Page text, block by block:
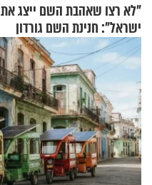
"לא רצו שאהבת השם ייצג את
ישראל": חנינת השם גורדון
בריאיון מעורר השראה